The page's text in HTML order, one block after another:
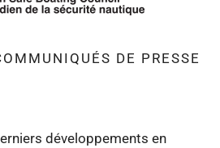
DE PRESSE
développements en